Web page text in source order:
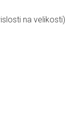
na velikosti)